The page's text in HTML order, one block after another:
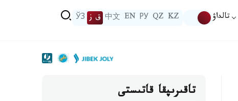
تالداۋ KZ
QZ
РУ
EN
中文 ق ز ЎЗ
تاقىرىپقا قاتىستى